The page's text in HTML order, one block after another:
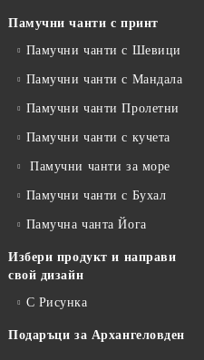
Памучни чанти с принт
Памучни чанти с Шевици
Памучни чанти с Мандала
Памучни чанти Пролетни
Памучни чанти с кучета
Памучни чанти за море
Памучни чанти с Бухал
Памучна чанта Йога
Избери продукт и направи
свой дизайн
С Рисунка
Подаръци за Архангеловден